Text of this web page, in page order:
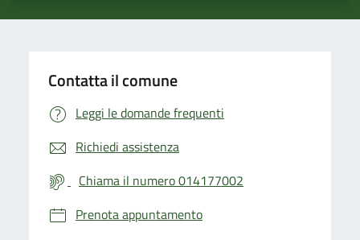
Contatta il comune
Leggi le domande frequenti
Richiedi assistenza
Chiama il numero 014177002
Prenota appuntamento